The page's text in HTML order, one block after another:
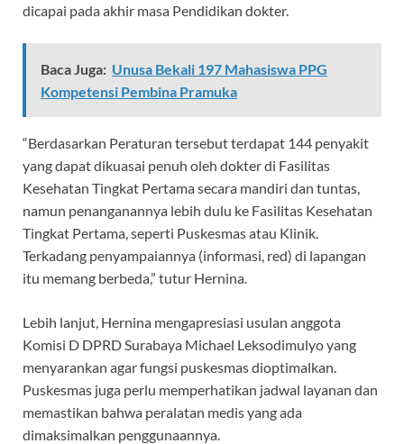
dicapai pada akhir masa Pendidikan dokter.
Baca Juga: Unusa Bekali 197 Mahasiswa PPG
Kompetensi Pembina Pramuka
“Berdasarkan Peraturan tersebut terdapat 144 penyakit
yang dapat dikuasai penuh oleh dokter di Fasilitas
Kesehatan Tingkat Pertama secara mandiri dan tuntas,
namun penanganannya lebih dulu ke Fasilitas Kesehatan
Tingkat Pertama, seperti Puskesmas atau Klinik.
Terkadang penyampaiannya (informasi, red) di lapangan
itu memang berbeda,” tutur Hernina.
Lebih lanjut, Hernina mengapresiasi usulan anggota
Komisi D DPRD Surabaya Michael Leksodimulyo yang
menyarankan agar fungsi puskesmas dioptimalkan.
Puskesmas juga perlu memperhatikan jadwal layanan dan
memastikan bahwa peralatan medis yang ada
dimaksimalkan penggunaannya.